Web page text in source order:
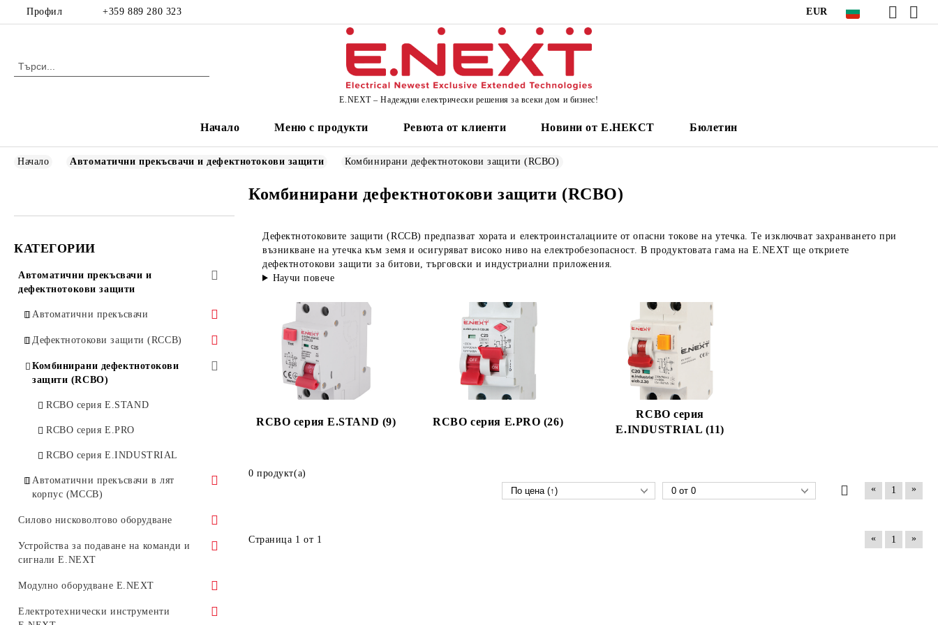
Профил +359 889 280 323 EUR
E.NEXT – Надеждни електрически решения за всеки дом и бизнес!
Начало Меню с продукти Ревюта от клиенти Новини от Е.НЕКСТ Бюлетин
КАТЕГОРИИ
Автоматични прекъсвачи и
дефектнотокови защити
Автоматични прекъсвачи
Автоматични прекъсвачи от серия
Автоматични прекъсвачи от серия
E.INDUSTRIAL
Дефектнотокови защити (RCCB)
RCCB серия E.STAND
Комбинирани дефектнотокови
защити (RCBO)
RCBO серия E.STAND
RCBO серия E.PRO
RCBO серия E.INDUSTRIAL
Автоматични прекъсвачи в лят
корпус (MCCB)
Мощностни автоматични
MCCB с електронно
Силово нисковолтово оборудване
Kонтактори
Магнитни пускатели
Устройства за подаване на команди и
сигнали E.NEXT
Телферни стендове E.NEXT
Индикаторни лампи E.NEXT
Модулно оборудване E.NEXT
Предпазители и държачи за
Електротехнически инструменти
Начало Автоматични прекъсвачи и дефектнотокови защити Комбинирани дефектнотокови защити (RCBO)
Комбинирани дефектнотокови защити (RCBO)
Дефектнотоковите защити (RCCB) предпазват хората и електроинсталациите от опасни токове на утечка. Те изключват захранването при
възникване на утечка към земя и осигуряват високо ниво на електробезопасност. В продуктовата гама на E.NEXT ще откриете
дефектнотокови защити за битови, търговски и индустриални приложения.
Научи повече
RCBO серия E.STAND (9) RCBO серия E.PRO (26)
RCBO серия
E.INDUSTRIAL (11)
0 продукт(а)
«
1 »
Страница 1 от 1 « 1 »